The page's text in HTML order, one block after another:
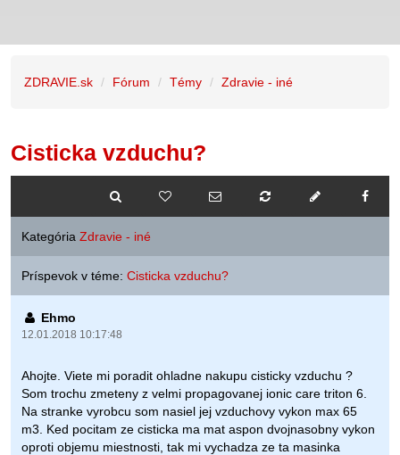
ZDRAVIE.sk Fórum Témy Zdravie - iné
Cisticka vzduchu?
Kategória Zdravie - iné
Príspevok v téme: Cisticka vzduchu?
Ehmo
12.01.2018 10:17:48
Ahojte. Viete mi poradit ohladne nakupu cisticky vzduchu ?
Som trochu zmeteny z velmi propagovanej ionic care triton 6.
Na stranke vyrobcu som nasiel jej vzduchovy vykon max 65
m3. Ked pocitam ze cisticka ma mat aspon dvojnasobny vykon
oproti objemu miestnosti, tak mi vychadza ze ta masinka